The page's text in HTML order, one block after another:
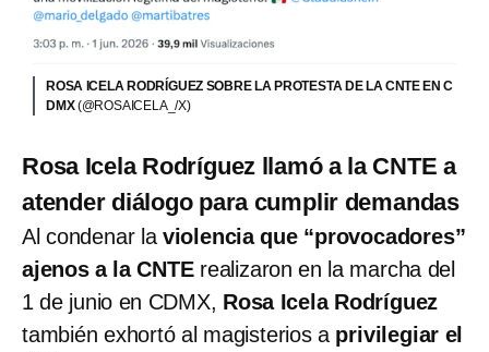
ROSA ICELA RODRÍGUEZ SOBRE LA PROTESTA DE LA CNTE EN C
DMX(@ROSAICELA_/X)
Rosa Icela Rodríguez llamó a la CNTE a
atender diálogo para cumplir demandas
Al condenar la violencia que “provocadores”
ajenos a la CNTErealizaron en la marcha del
1 de junio en CDMX, Rosa Icela Rodríguez
también exhortó al magisterios a privilegiar el